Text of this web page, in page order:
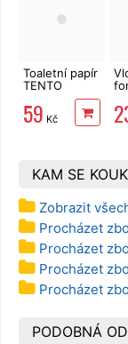
Toaletní papír
TENTO
3vrstvý 8 rolí,
144 m
59 Kč
KAM SE
Zobrazit
Procházet
Procházet
Procházet
Procházet
PODOBNÁ